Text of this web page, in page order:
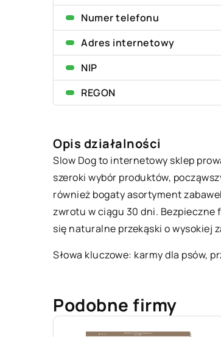
Numer telefonu
Adres internetowy
NIP
REGON
Opis działalności
Slow Dog to internetowy sklep
szeroki wybór produktów,
również bogaty asortyment
zwrotu w ciągu 30 dni.
się naturalne przekąski o wysokiej
Słowa kluczowe: karmy dla psów,
Podobne firmy